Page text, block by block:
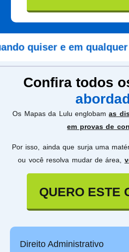
e em qualquer lugar
Confira todos
Os Mapas da Lulu englobamas
em provas de
Por isso, ainda que surja uma
ou você resolva mudar de área,
QUERO ESTE
Direito Administrativo